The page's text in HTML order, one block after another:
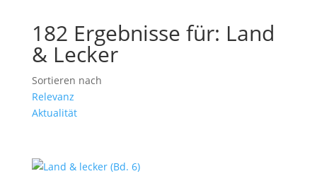
182 Ergebnisse für: Land
& Lecker
Sortieren nach
Relevanz
Aktualität